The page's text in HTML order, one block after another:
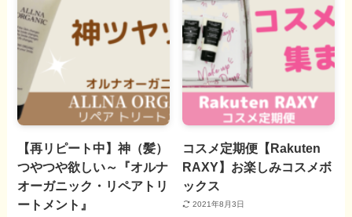
【再リピート中】神（髪）
つやつや欲しい～『オルナ
オーガニック・リペアトリ
ートメント』
コスメ定期便【Rakuten
RAXY】お楽しみコスメボ
ックス
2021年8月3日